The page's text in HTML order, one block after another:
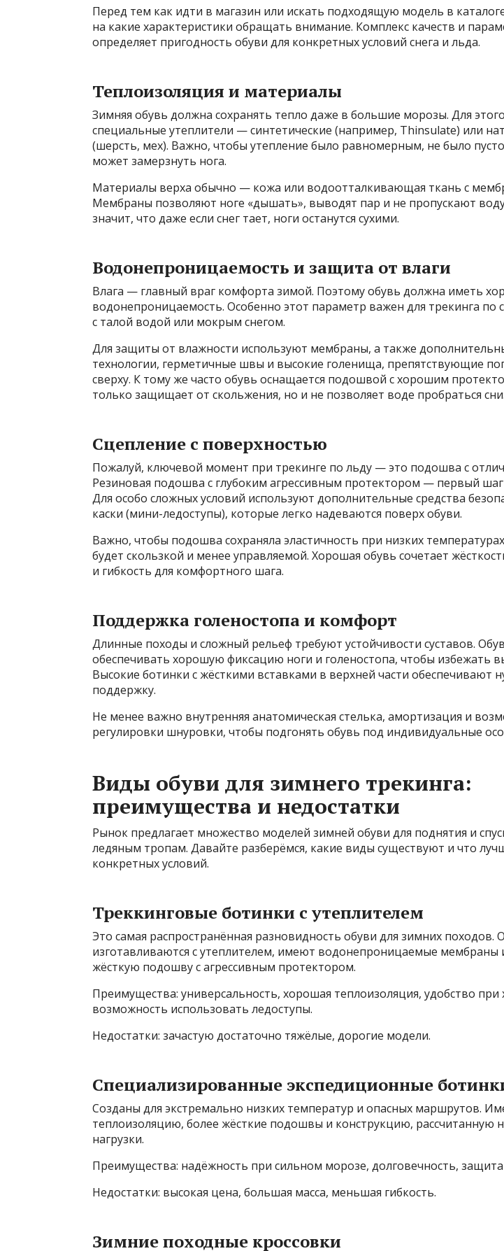
Перед тем как идти в магазин или искать подходящую модель в
на какие характеристики обращать внимание. Комплекс качеств и
определяет пригодность обуви для конкретных условий снега и льда.
Теплоизоляция и материалы
Зимняя обувь должна сохранять тепло даже в большие морозы. Для
специальные утеплители — синтетические (например, Thinsulate) или
(шерсть, мех). Важно, чтобы утепление было равномерным, не было
может замерзнуть нога.
Материалы верха обычно — кожа или водоотталкивающая ткань с
Мембраны позволяют ноге «дышать», выводят пар и не пропускают
значит, что даже если снег тает, ноги останутся сухими.
Водонепроницаемость и защита от влаги
Влага — главный враг комфорта зимой. Поэтому обувь должна иметь
водонепроницаемость. Особенно этот параметр важен для трекинга
с талой водой или мокрым снегом.
Для защиты от влажности используют мембраны, а также
технологии, герметичные швы и высокие голенища, препятствующие
сверху. К тому же часто обувь оснащается подошвой с хорошим
только защищает от скольжения, но и не позволяет воде пробраться
Сцепление с поверхностью
Пожалуй, ключевой момент при трекинге по льду — это подошва с
Резиновая подошва с глубоким агрессивным протектором — первый шаг
Для особо сложных условий используют дополнительные средства
каски (мини-ледоступы), которые легко надеваются поверх обуви.
Важно, чтобы подошва сохраняла эластичность при низких
будет скользкой и менее управляемой. Хорошая обувь сочетает
и гибкость для комфортного шага.
Поддержка голеностопа и комфорт
Длинные походы и сложный рельеф требуют устойчивости суставов.
обеспечивать хорошую фиксацию ноги и голеностопа, чтобы избежать
Высокие ботинки с жёсткими вставками в верхней части обеспечивают
поддержку.
Не менее важно внутренняя анатомическая стелька, амортизация и
регулировки шнуровки, чтобы подгонять обувь под индивидуальные
Виды обуви для зимнего трекинга:
преимущества и недостатки
Рынок предлагает множество моделей зимней обуви для поднятия и
ледяным тропам. Давайте разберёмся, какие виды существуют и что
конкретных условий.
Треккинговые ботинки с утеплителем
Это самая распространённая разновидность обуви для зимних походов.
изготавливаются с утеплителем, имеют водонепроницаемые мембраны
жёсткую подошву с агрессивным протектором.
Преимущества: универсальность, хорошая теплоизоляция, удобство при
возможность использовать ледоступы.
Недостатки: зачастую достаточно тяжёлые, дорогие модели.
Специализированные экспедиционные
Созданы для экстремально низких температур и опасных маршрутов.
теплоизоляцию, более жёсткие подошвы и конструкцию, рассчитанную
нагрузки.
Преимущества: надёжность при сильном морозе, долговечность, защита
Недостатки: высокая цена, большая масса, меньшая гибкость.
Зимние походные кроссовки